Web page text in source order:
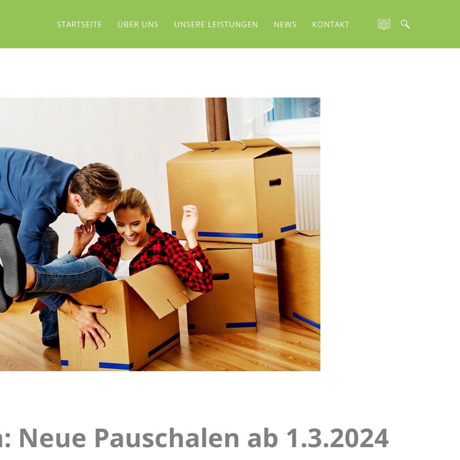
STARTSEITE ÜBER UNS UNSERE LEISTUNGEN NEWS KONTAKT
Neue Pauschalen ab 1.3.2024